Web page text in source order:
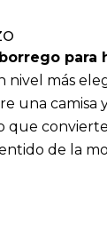
para
nivel más
una camisa
que
de la